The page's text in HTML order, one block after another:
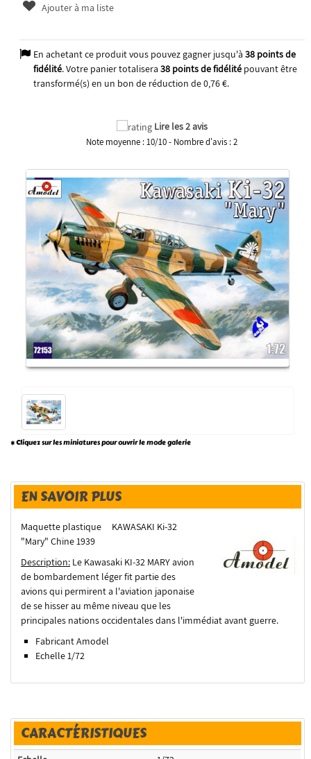
Ajouter à ma liste
En achetant ce produit vous pouvez gagner jusqu'à 38points de
fidélité. Votre panier totalisera 38points de fidélitépouvant être
transformé(s) en un bon de réduction de0,76 €.
Lire les 2 avis
Note moyenne :10/10- Nombre d'avis :2
* Cliquez sur les miniatures pour ouvrir le mode galerie
EN SAVOIR PLUS
Maquette plastique KAWASAKI Ki-32
"Mary" Chine 1939
Description: Le Kawasaki KI-32 MARY avion
de bombardement léger fit partie des
avions qui permirent a l'aviation japonaise
de se hisser au même niveau que les
principales nations occidentales dans l'immédiat avant guerre.
Fabricant Amodel
Echelle 1/72
CARACTÉRISTIQUES